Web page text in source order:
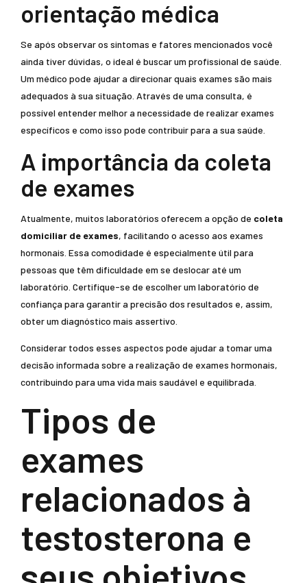
orientação médica
Se após observar os sintomas e fatores mencionados você
ainda tiver dúvidas, o ideal é buscar um profissional de saúde.
Um médico pode ajudar a direcionar quais exames são mais
adequados à sua situação. Através de uma consulta, é
possível entender melhor a necessidade de realizar exames
específicos e como isso pode contribuir para a sua saúde.
A importância da coleta
de exames
Atualmente, muitos laboratórios oferecem a opção de coleta
domiciliar de exames, facilitando o acesso aos exames
hormonais. Essa comodidade é especialmente útil para
pessoas que têm dificuldade em se deslocar até um
laboratório. Certifique-se de escolher um laboratório de
confiança para garantir a precisão dos resultados e, assim,
obter um diagnóstico mais assertivo.
Considerar todos esses aspectos pode ajudar a tomar uma
decisão informada sobre a realização de exames hormonais,
contribuindo para uma vida mais saudável e equilibrada.
Tipos de
exames
relacionados à
testosterona e